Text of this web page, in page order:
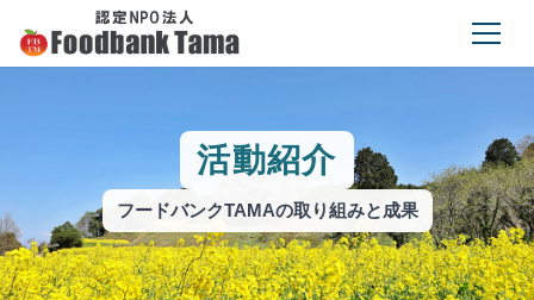
活動紹介
フードバンクTAMAの取り組みと成果